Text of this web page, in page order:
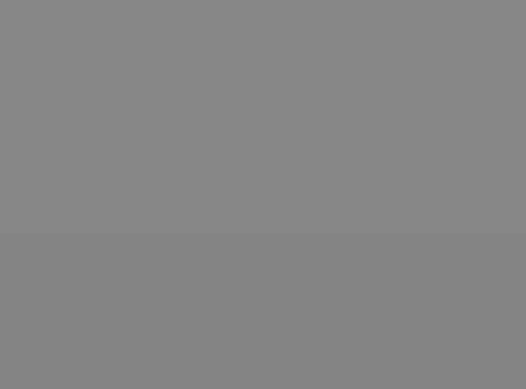
Verzeichnis